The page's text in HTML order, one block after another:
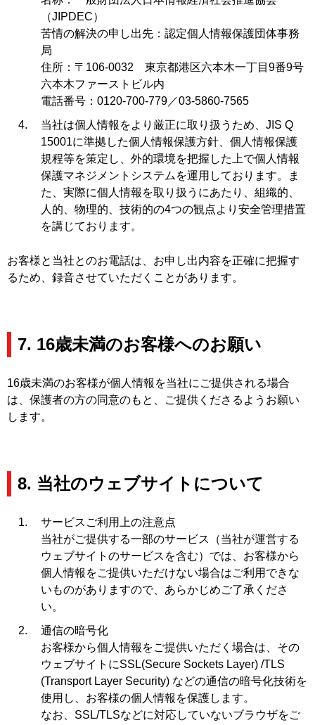
（JIPDEC）
苦情の解決の申し出先：認定個人情報保護団体事務
局
住所：〒106-0032 東京都港区六本木一丁目9番9号
六本木ファーストビル内
電話番号：0120-700-779／03-5860-7565
当社は個人情報をより厳正に取り扱うため、JIS Q
15001に準拠した個人情報保護方針、個人情報保護
規程等を策定し、外的環境を把握した上で個人情報
保護マネジメントシステムを運用しております。ま
た、実際に個人情報を取り扱うにあたり、組織的、
人的、物理的、技術的の4つの観点より安全管理措置
を講じております。
お客様と当社とのお電話は、お申し出内容を正確に把握す
るため、録音させていただくことがあります。
7. 16歳未満のお客様へのお願い
16歳未満のお客様が個人情報を当社にご提供される場合
は、保護者の方の同意のもと、ご提供くださるようお願い
します。
8. 当社のウェブサイトについて
サービスご利用上の注意点
当社がご提供する一部のサービス（当社が運営する
ウェブサイトのサービスを含む）では、お客様から
個人情報をご提供いただけない場合はご利用できな
いものがありますので、あらかじめご了承くださ
い。
通信の暗号化
お客様から個人情報をご提供いただく場合は、その
ウェブサイトにSSL(Secure Sockets Layer) /TLS
(Transport Layer Security) などの通信の暗号化技術を
使用し、お客様の個人情報を保護します。
なお、SSL/TLSなどに対応していないブラウザをご